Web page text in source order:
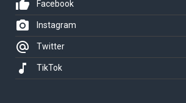
thumb_up Facebook
photo_camera Instagram
alternate_email Twitter
music_note TikTok